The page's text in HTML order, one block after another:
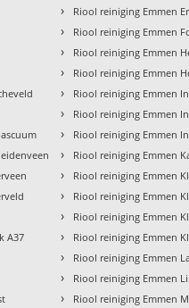
A37
› Riool reiniging Emmen
› Riool reiniging Emmen
› Riool reiniging Emmen
› Riool reiniging Emmen
› Riool reiniging Emmen
› Riool reiniging Emmen
› Riool reiniging Emmen
› Riool reiniging Emmen
› Riool reiniging Emmen
› Riool reiniging Emmen
› Riool reiniging Emmen
› Riool reiniging Emmen
› Riool reiniging Emmen
› Riool reiniging Emmen
› Riool reiniging Emmen